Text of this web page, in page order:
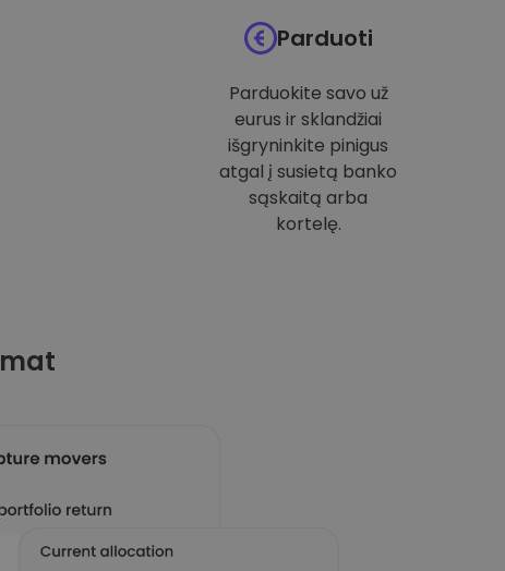
Parduoti
Parduokite savo už
eurus ir sklandžiai
išgryninkite pinigus
atgal į susietą banko
sąskaitą arba
kortelę.